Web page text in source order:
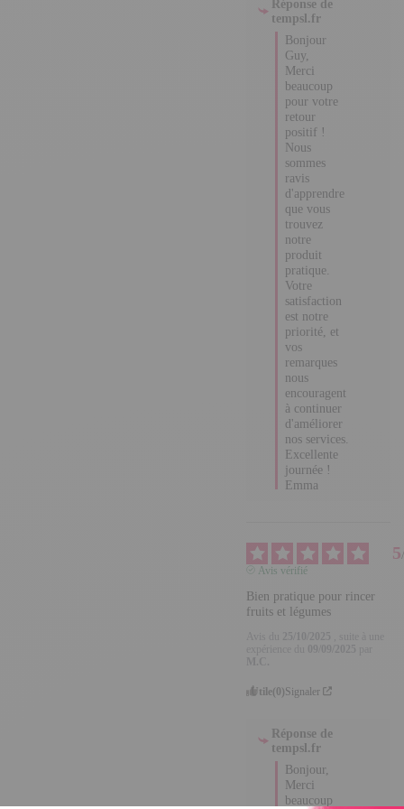
Réponse de
tempsl.fr
Bonjour Guy,
Merci
beaucoup
pour votre
retour positif
!
Nous
sommes
ravis
d'apprendre
que vous
trouvez notre
produit
pratique.
Votre
satisfaction
est notre
priorité, et
vos
remarques
nous
encouragent
à continuer
d'améliorer
nos services.
Excellente
journée !
Emma
Avis vérifié
Bien pratique pour rincer
Avis du 25/10/2025
une expérience du
09/09/2025
parM.C.
Bonjour,
Merci
beaucoup
pour votre
retour positif